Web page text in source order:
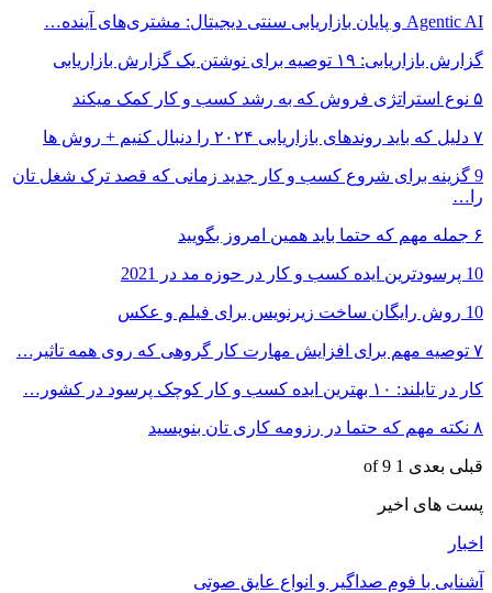
Agentic AI و پایان بازاریابی سنتی دیجیتال: مشتری‌های آینده…
گزارش بازاریابی: ۱۹ توصیه برای نوشتن یک گزارش بازاریابی
۵ نوع استراتژی فروش که به رشد کسب و کار کمک میکند
۷ دلیل که باید روندهای بازاریابی ۲۰۲۴ را دنبال کنیم + روش ها
9 گزینه برای شروع کسب و کار جدید زمانی که قصد ترک شغل تان
را…
۶ جمله مهم که حتما باید همین امروز بگویید
10 پرسودترین ایده کسب و کار در حوزه مد در 2021
10 روش رایگان ساخت زیرنویس برای فیلم و عکس
۷ توصیه مهم برای افزایش مهارت کار گروهی که روی همه تاثیر…
کار در تایلند: ۱۰ بهترین ایده کسب و کار کوچک پرسود در کشور…
۸ نکته مهم که حتما در رزومه کاری تان بنویسید
قبلی بعدی 1 of 9
پست های اخیر
اخبار
آشنایی با فوم صداگیر و انواع عایق صوتی